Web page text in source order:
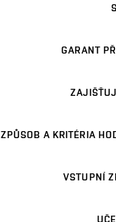
GARANT
ZPŮSOB A KRITÉRIA
VSTUPNÍ